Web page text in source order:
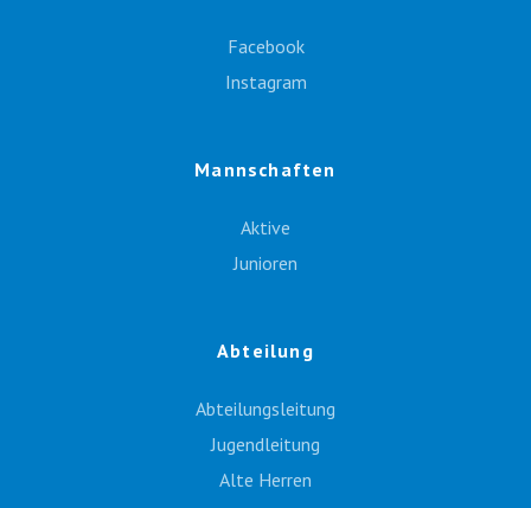
Facebook
Instagram
Mannschaften
Aktive
Junioren
Abteilung
Abteilungsleitung
Jugendleitung
Alte Herren